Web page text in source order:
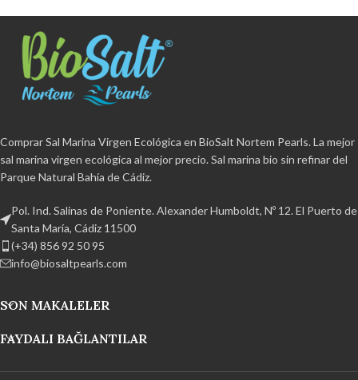
Comprar Sal Marina Virgen Ecológica en BioSalt Nortem Pearls. La mejor
sal marina virgen ecológica al mejor precio. Sal marina bio sin refinar del
Parque Natural Bahía de Cádiz.
Pol. Ind. Salinas de Poniente. Alexander Humboldt, Nº 12. El Puerto de
Santa María, Cádiz 11500
(+34) 856 92 50 95
info@biosaltpearls.com
SON MAKALELER
FAYDALI BAĞLANTILAR